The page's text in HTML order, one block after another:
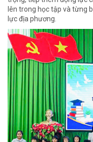
lên trong học tập và từng
lực địa phương.